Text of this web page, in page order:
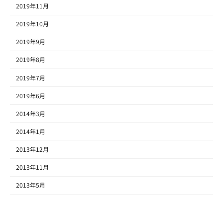
2019年11月
2019年10月
2019年9月
2019年8月
2019年7月
2019年6月
2014年3月
2014年1月
2013年12月
2013年11月
2013年5月